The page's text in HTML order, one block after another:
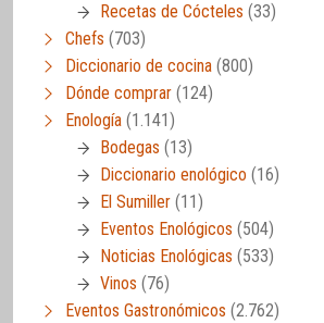
Recetas de Cócteles (33)
Chefs (703)
Diccionario de cocina (800)
Dónde comprar (124)
Enología (1.141)
Bodegas (13)
Diccionario enológico (16)
El Sumiller (11)
Eventos Enológicos (504)
Noticias Enológicas (533)
Vinos (76)
Eventos Gastronómicos (2.762)